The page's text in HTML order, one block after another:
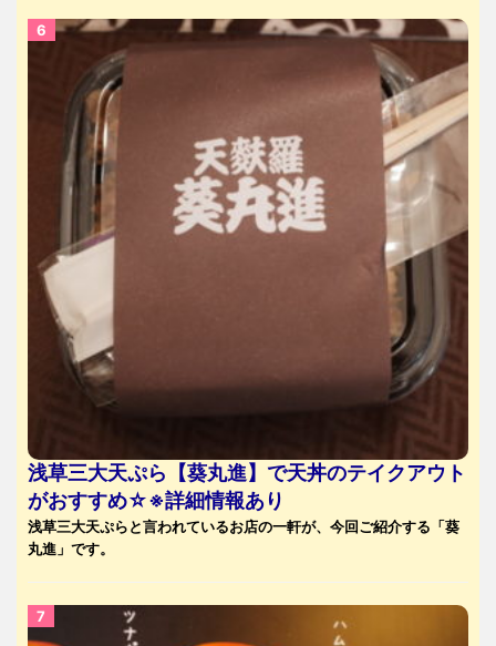
浅草三大天ぷら【葵丸進】で天丼のテイクアウト
がおすすめ☆※詳細情報あり
浅草三大天ぷらと言われているお店の一軒が、今回ご紹介する「葵
丸進」です。